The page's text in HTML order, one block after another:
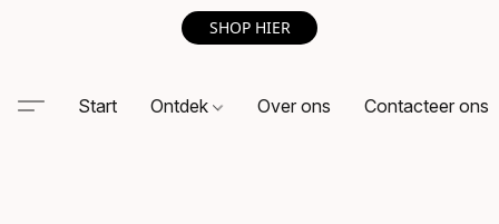
SHOP HIER
Start Ontdek Over ons Contacteer ons